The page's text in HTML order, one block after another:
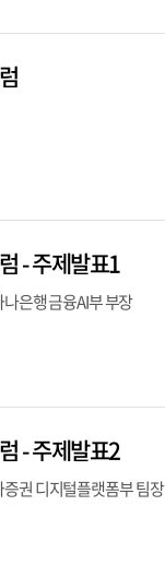
- 주제발표1
은행 금융AI부 부장
- 주제발표2
권 디지털플랫폼부 팀장